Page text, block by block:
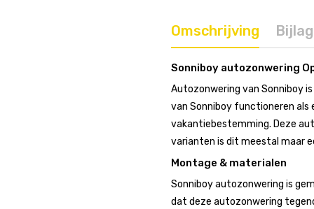
Omschrijving
Sonniboy autozonwering
Autozonwering van Sonniboy
van Sonniboy functioneren als
vakantiebestemming. Deze
varianten is dit meestal maar
Montage & materialen
Sonniboy autozonwering is
dat deze autozonwering